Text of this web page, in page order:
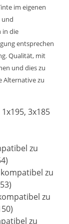
im eigenen
und
in die
entsprechen
Qualität, mit
und dies zu
Alternative zu
3x185
zu
zu
zu
zu